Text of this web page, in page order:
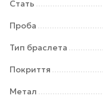
Стать
Проба
Тип браслета
Покриття
Метал